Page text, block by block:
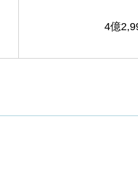
4億